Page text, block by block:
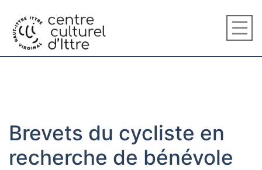
Brevets du cycliste en
recherche de bénévole